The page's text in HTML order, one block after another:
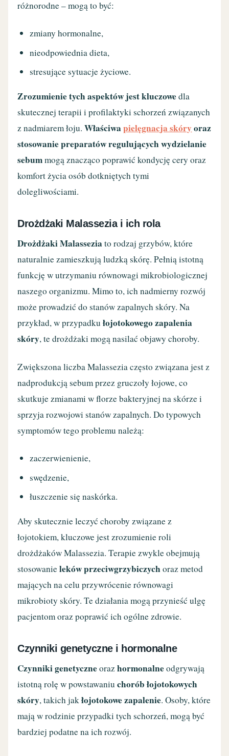
różnorodne – mogą to być:
zmiany hormonalne,
nieodpowiednia dieta,
stresujące sytuacje życiowe.
Zrozumienie tych aspektów jest kluczowedla
skutecznej terapii i profilaktyki schorzeń związanych
z nadmiarem łoju.Właściwapielęgnacja skóry oraz
stosowanie preparatów regulujących wydzielanie
sebummogą znacząco poprawić kondycję cery oraz
komfort życia osób dotkniętych tymi
dolegliwościami.
Drożdżaki Malassezia i ich rola
Drożdżaki Malassezia to rodzaj grzybów, które
naturalnie zamieszkują ludzką skórę. Pełnią istotną
funkcję w utrzymaniu równowagi mikrobiologicznej
naszego organizmu. Mimo to, ich nadmierny rozwój
może prowadzić do stanów zapalnych skóry. Na
przykład, w przypadkułojotokowego zapalenia
skóry, te drożdżaki mogą nasilać objawy choroby.
Zwiększona liczba Malassezia często związana jest z
nadprodukcją sebum przez gruczoły łojowe, co
skutkuje zmianami w florze bakteryjnej na skórze i
sprzyja rozwojowi stanów zapalnych. Do typowych
symptomów tego problemu należą:
zaczerwienienie,
swędzenie,
łuszczenie się naskórka.
Aby skutecznie leczyć choroby związane z
łojotokiem, kluczowe jest zrozumienie roli
drożdżaków Malassezia. Terapie zwykle obejmują
stosowanieleków przeciwgrzybiczych oraz metod
mających na celu przywrócenie równowagi
mikrobioty skóry. Te działania mogą przynieść ulgę
pacjentom oraz poprawić ich ogólne zdrowie.
Czynniki genetyczne i hormonalne
Czynniki genetyczneorazhormonalneodgrywają
istotną rolę w powstawaniuchorób łojotokowych
skóry, takich jakłojotokowe zapalenie. Osoby, które
mają w rodzinie przypadki tych schorzeń, mogą być
bardziej podatne na ich rozwój.